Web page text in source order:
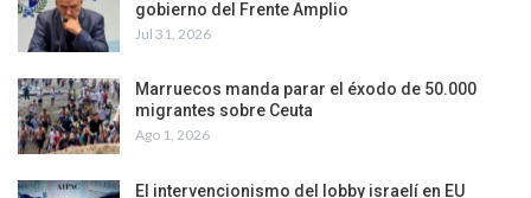
gobierno del Frente Amplio
Jul 31, 2026
Marruecos manda parar el éxodo de 50.000
migrantes sobre Ceuta
Ago 1, 2026
El intervencionismo del lobby israelí en EU